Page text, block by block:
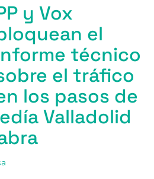
y Vox
el
técnico
el tráfico
los pasos de
Valladolid